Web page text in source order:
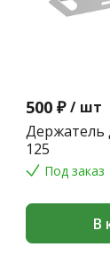
500 ₽ / шт
Держатель
125
Под заказ
В